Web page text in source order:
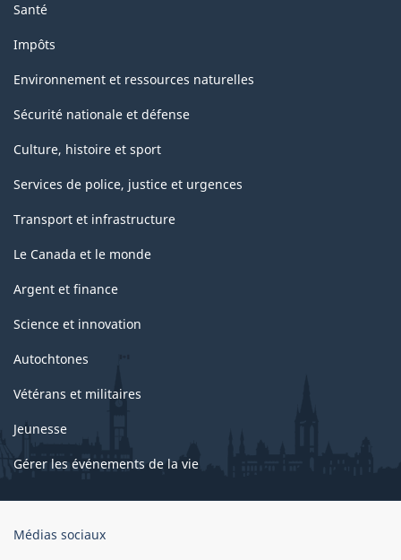
concernant
les
statistiques
industrielles
de
Structure
de
la
classification
Santé
Impôts
Environnement et ressources naturelles
Sécurité nationale et défense
Culture, histoire et sport
Services de police, justice et urgences
Transport et infrastructure
Le Canada et le monde
Argent et finance
Science et innovation
Autochtones
Vétérans et militaires
Jeunesse
Gérer les événements de la vie
Organisation
Médias sociaux